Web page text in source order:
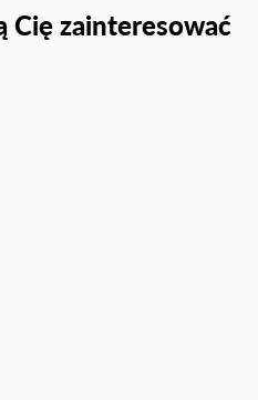
zainteresować